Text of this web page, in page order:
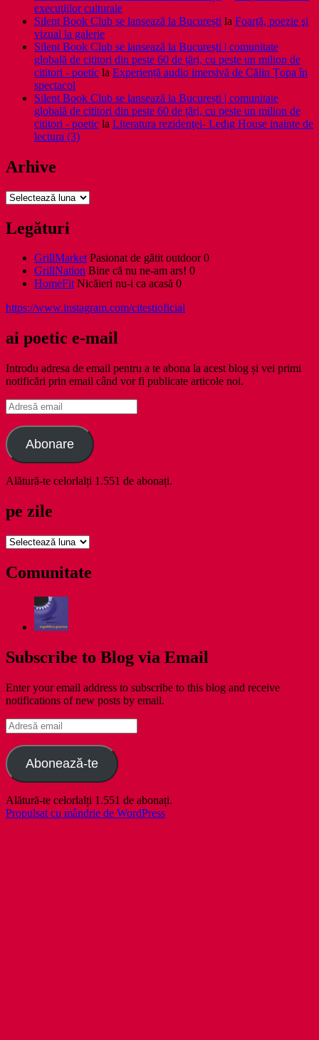
execuţiilor culturale
Silent Book Club se lansează la București la Foarţă, poezie şi
vizual la galerie
Silent Book Club se lansează la București | comunitate
globală de cititori din peste 60 de țări, cu peste un milion de
cititori - poetic la Experiență audio imersivă de Călin Țopa în
spectacol
Silent Book Club se lansează la București | comunitate
globală de cititori din peste 60 de țări, cu peste un milion de
cititori - poetic la Literatura rezidenţei- Ledig House inainte de
lectura (3)
Arhive
Arhive
Legături
GrillMarketPasionat de gătit outdoor 0
GrillNation Bine că nu ne-am ars! 0
HomeFitNicăieri nu-i ca acasă 0
https://www.instagram.com/citestioficial
ai poetic e-mail
Introdu adresa de email pentru a te abona la acest blog și vei primi
notificări prin email când vor fi publicate articole noi.
Adresă
email
Abonare
Alătură-te celorlalți 1.551 de abonați.
pe zile
pe
Comunitate
Subscribe to Blog via Email
Enter your email address to subscribe to this blog and receive
notifications of new posts by email.
Adresă
email
Abonează-te
Alătură-te celorlalți 1.551 de abonați.
Propulsat cu mândrie de WordPress